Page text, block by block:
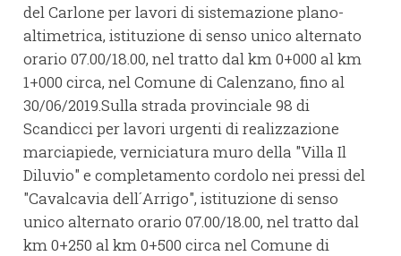
del Carlone per lavori di sistemazione plano-
altimetrica, istituzione di senso unico alternato
orario 07.00/18.00, nel tratto dal km 0+000 al km
1+000 circa, nel Comune di Calenzano, fino al
30/06/2019.Sulla strada provinciale 98 di
Scandicci per lavori urgenti di realizzazione
marciapiede, verniciatura muro della "Villa Il
Diluvio" e completamento cordolo nei pressi del
"Cavalcavia dell´Arrigo", istituzione di senso
unico alternato orario 07.00/18.00, nel tratto dal
km 0+250 al km 0+500 circa nel Comune di